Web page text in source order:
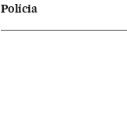
Polícia